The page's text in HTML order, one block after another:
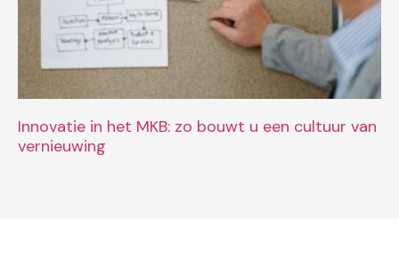
Innovatie in het MKB: zo bouwt u een cultuur van
vernieuwing